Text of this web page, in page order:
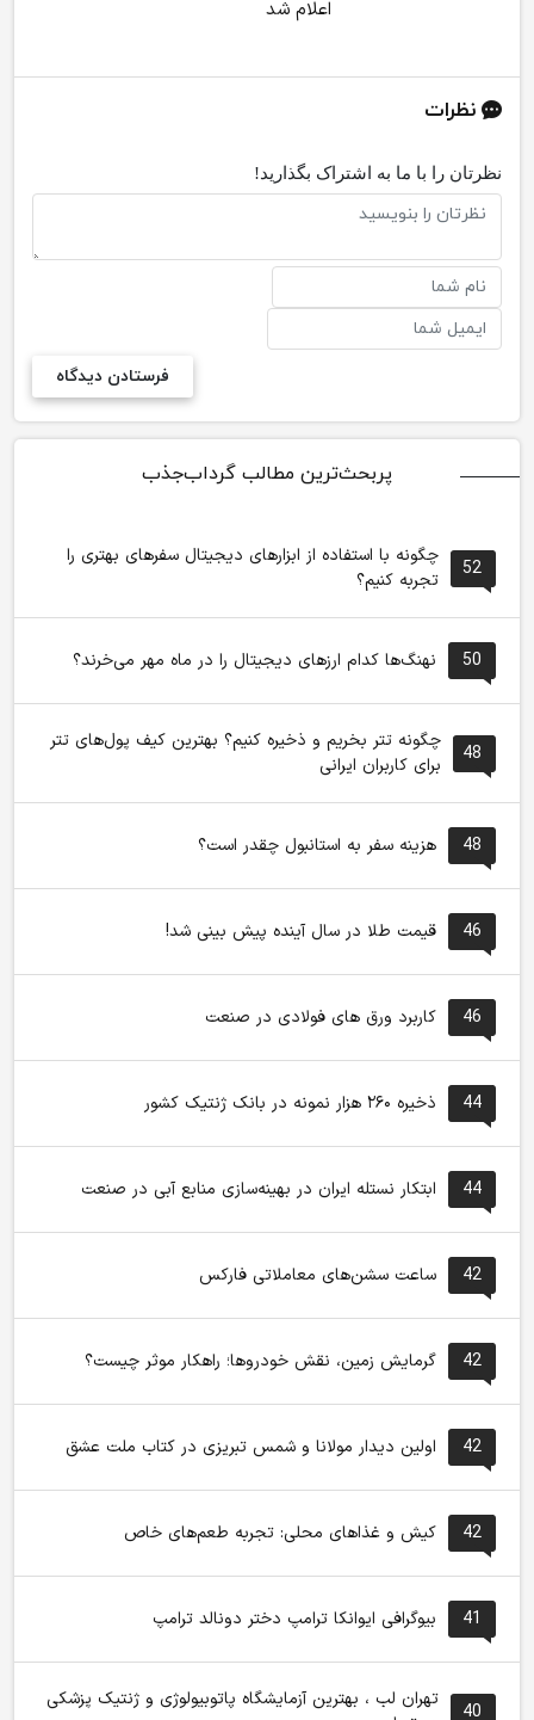
اعلام شد
نظرات
نظرتان را با ما به اشتراک بگذارید!
پربحث‌ترین مطالب گرداب‌جذب
52
چگونه با استفاده از ابزارهای دیجیتال سفرهای بهتری را
تجربه کنیم؟
50 نهنگ‌ها کدام ارزهای دیجیتال را در ماه مهر می‌خرند؟
48
چگونه تتر بخریم و ذخیره کنیم؟ بهترین کیف پول‌های تتر
برای کاربران ایرانی
48 هزینه سفر به استانبول چقدر است؟
46 قیمت طلا در سال آینده پیش بینی شد!
46 کاربرد ورق های فولادی در صنعت
44 ذخیره ۲۶۰ هزار نمونه در بانک ژنتیک کشور
44 ابتکار نستله ایران در بهینه‌سازی منابع آبی در صنعت
42 ساعت سشن‌های معاملاتی فارکس
42 گرمایش زمین، نقش خودروها؛ راهکار موثر چیست؟
42 اولین دیدار مولانا و شمس تبریزی در کتاب ملت عشق
42 کیش و غذاهای محلی: تجربه طعم‌های خاص
41 بیوگرافی ایوانکا ترامپ دختر دونالد ترامپ
40
تهران لب ، بهترین آزمایشگاه پاتوبیولوژی و ژنتیک پزشکی